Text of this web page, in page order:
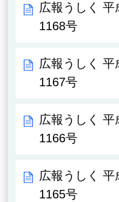
広報うしく 平
1168号
広報うしく
1167号
広報うしく
1166号
広報うしく
1165号